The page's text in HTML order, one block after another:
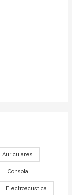
Auriculares
Consola
Electroacustica